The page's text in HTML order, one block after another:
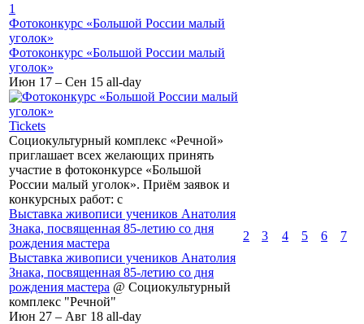
1
Фотоконкурс «Большой России малый
уголок»
Фотоконкурс «Большой России малый
уголок»
Июн 17 – Сен 15 all-day
Tickets
Социокультурный комплекс «Речной»
приглашает всех желающих принять
участие в фотоконкурсе «Большой
России малый уголок». Приём заявок и
конкурсных работ: с
Выставка живописи учеников Анатолия
Знака, посвященная 85-летию со дня
рождения мастера
Выставка живописи учеников Анатолия
Знака, посвященная 85-летию со дня
рождения мастера @ Социокультурный
комплекс "Речной"
Июн 27 – Авг 18 all-day
2 3 4 5 6 7